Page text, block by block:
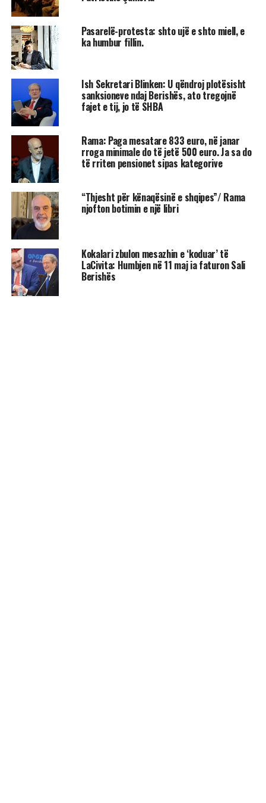
Pasarelë-protesta: shto ujë e shto miell, e
ka humbur fillin.
Ish Sekretari Blinken: U qëndroj plotësisht
sanksioneve ndaj Berishës, ato tregojnë
fajet e tij, jo të SHBA
Rama: Paga mesatare 833 euro, në janar
rroga minimale do të jetë 500 euro. Ja sa do
të rriten pensionet sipas kategorive
“Thjesht për kënaqësinë e shqipes”/ Rama
njofton botimin e një libri
Kokalari zbulon mesazhin e ‘koduar’ të
LaCivita: Humbjen në 11 maj ia faturon Sali
Berishës